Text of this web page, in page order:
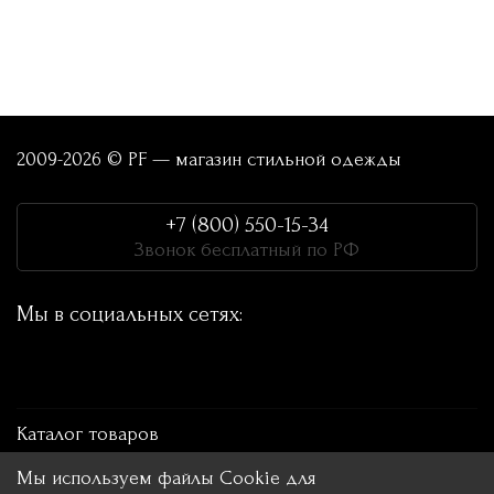
2009-2026 © PF — магазин стильной одежды
+7 (800) 550-15-34
Звонок бесплатный по РФ
Мы в социальных сетях:
Каталог товаров
Покупателю
Мы используем файлы Cookie для